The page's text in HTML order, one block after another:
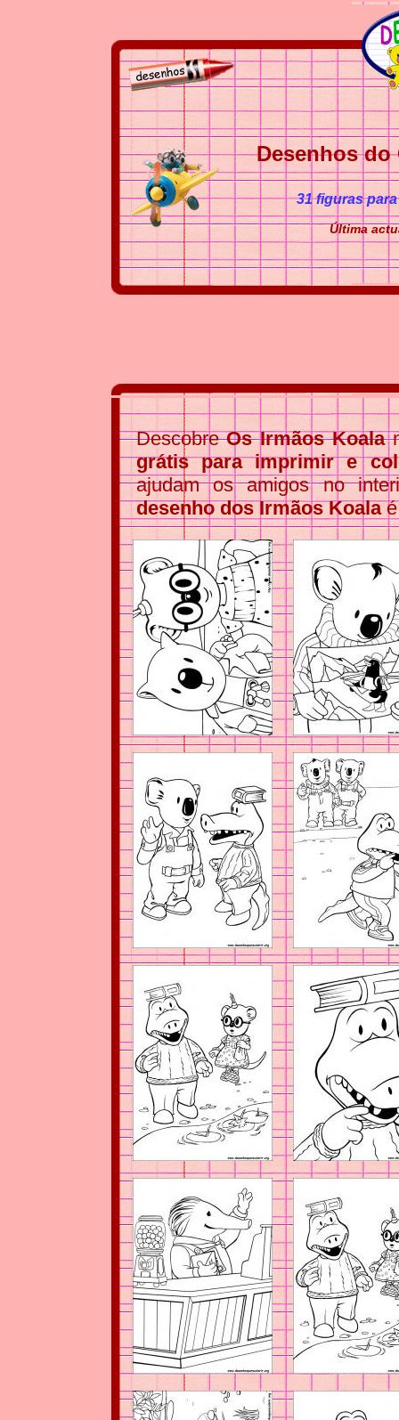
Desenhos do
31 figuras
Última
DescobreOs Irmãos Koala
grátis para imprimir e
ajudam os amigos no
desenho dos Irmãos Koalaé